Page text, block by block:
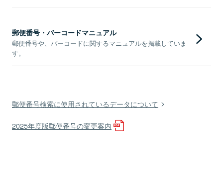
郵便番号・バーコードマニュアル
郵便番号や、バーコードに関するマニュアルを掲載していま
す。
郵便番号検索に使用されているデータについて
2025年度版郵便番号の変更案内